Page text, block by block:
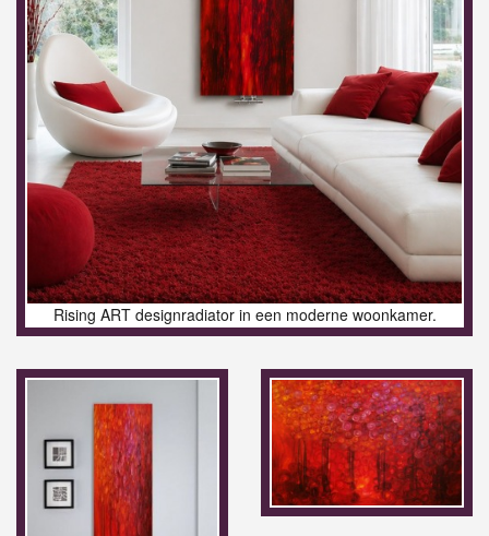
Rising ART designradiator in een moderne woonkamer.